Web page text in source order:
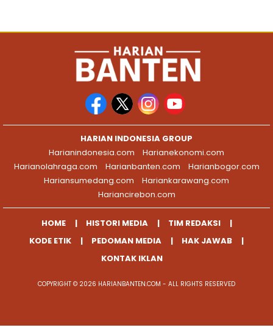
HARIAN INDONESIA GROUP
Harianindonesia.com
Harianekonomi.com
Harianolahraga.com
Harianbanten.com
Harianbogor.com
Hariansumedang.com
Hariankarawang.com
Hariancirebon.com
HOME HISTORI MEDIA
TIM REDAKSI
KODE ETIK
PEDOMAN MEDIA
HAK JAWAB
KONTAK IKLAN
COPYRIGHT © 2026 HARIANBANTEN.COM - ALL RIGHTS RESERVED